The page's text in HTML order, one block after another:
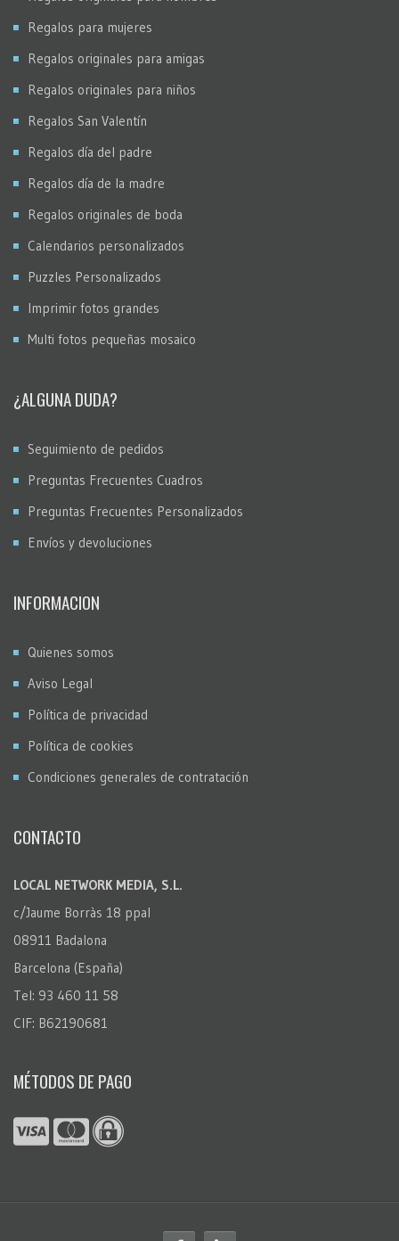
Regalos para mujeres
Regalos originales para amigas
Regalos originales para niños
Regalos San Valentín
Regalos día del padre
Regalos día de la madre
Regalos originales de boda
Calendarios personalizados
Puzzles Personalizados
Imprimir fotos grandes
Multi fotos pequeñas mosaico
¿ALGUNA DUDA?
Seguimiento de pedidos
Preguntas Frecuentes Cuadros
Preguntas Frecuentes Personalizados
Envíos y devoluciones
INFORMACION
Quienes somos
Aviso Legal
Política de privacidad
Política de cookies
Condiciones generales de contratación
CONTACTO
LOCAL NETWORK MEDIA, S.L.
c/Jaume Borràs 18 ppal
08911 Badalona
Barcelona (España)
Tel: 93 460 11 58
CIF: B62190681
MÉTODOS DE PAGO